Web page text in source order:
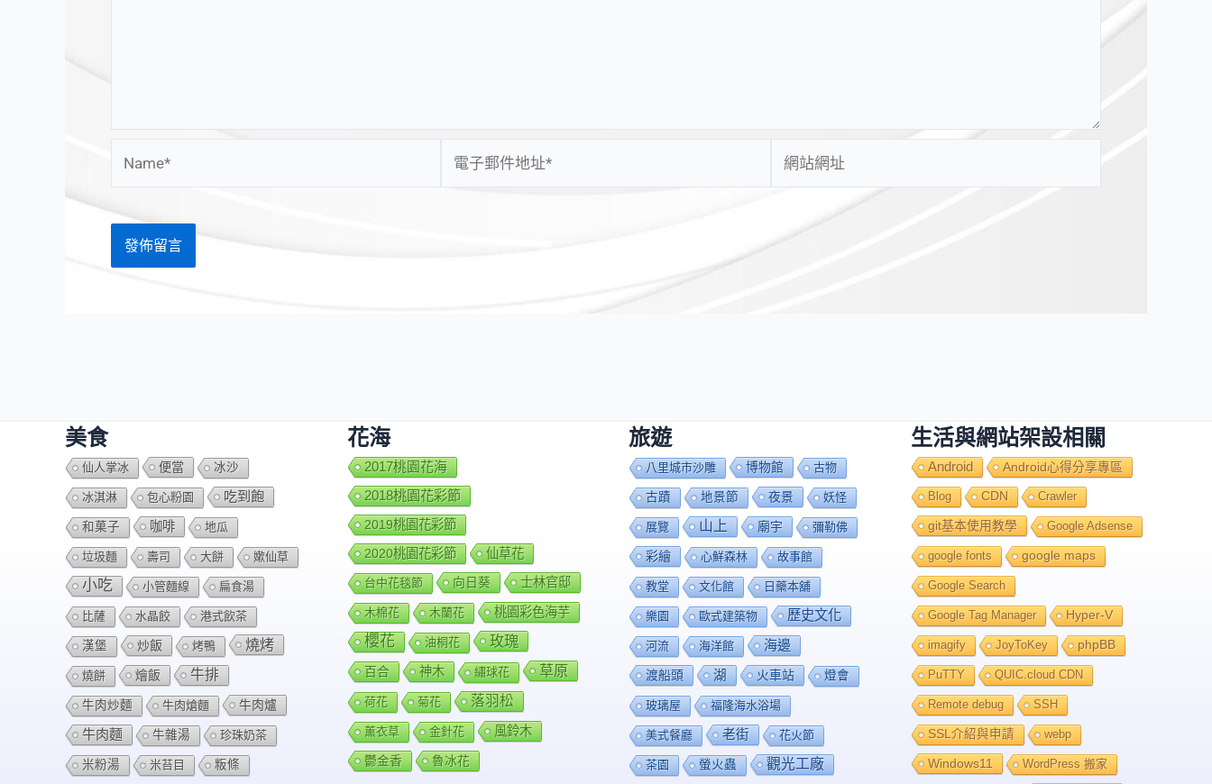
站
美食
仙人掌冰 便當 冰沙
冰淇淋 包心粉園 吃到飽
和菓子 咖啡 地瓜
垃圾麵 壽司 大餅 嫰仙草
小吃 小管麵線 扁食湯
比薩 水晶餃 港式飲茶
漢堡 炒飯 烤鴨 燒烤
燒餅 燴飯 牛排
牛肉炒麵 牛肉熗麵 牛肉爐
牛肉麵 牛雜湯 珍珠奶茶
米粉湯 米苔目 粄條
花海
2017桃園花海
2018桃園花彩節
2019桃園花彩節
2020桃園花彩節
仙草花
台中花毯節 向日葵 士林官邸
木棉花 木蘭花 桃園彩色海芋
櫻花 油桐花 玫瑰
百合 神木 繡球花 草原
荷花 菊花 落羽松
薰衣草 金針花 風鈴木
鬱金香 魯冰花
旅遊
八里城市沙雕 博物館 古物
古蹟 地景節 夜景 妖怪
展覽 山上 廟宇 彌勒佛
彩繪 心鮮森林 故事館
教堂 文化館 日藥本舖
樂園 歐式建築物 歷史文化
河流 海洋館 海邊
渡船頭 湖 火車站 燈會
玻璃屋 福隆海水浴場
美式餐廳 老街 花火節
茶園 螢火蟲 觀光工廠
生活與網站架設相關
Android Android心得分享專區
Blog CDN Crawler
git基本使用教學 Google Adsense
google fonts google maps
Google Search
Google Tag Manager Hyper-V
imagify JoyToKey phpBB
PuTTY QUIC.cloud CDN
Remote debug SSH
SSL介紹與申請 webp
Windows11 WordPress 搬家